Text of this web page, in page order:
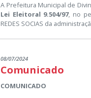
A Prefeitura Municipal de
Lei Eleitoral 9.504/97, no
REDES SOCIAS da
08/07/2024
Comunicado
COMUNICADO